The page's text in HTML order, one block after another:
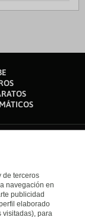
de terceros
navegación en
publicidad
elaborado
visitadas), para